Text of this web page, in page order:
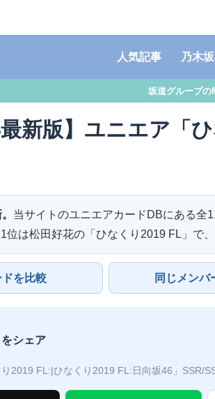
人気記事 乃木
坂道グループの
最新版】ユニエア「
当サイトのユニエアカードDBにある全
位は松田好花の「ひなくり2019 FL」で、
を比較 同じメンバ
シェア
2019 FL:|ひなくり2019 FL:日向坂46」SSR/